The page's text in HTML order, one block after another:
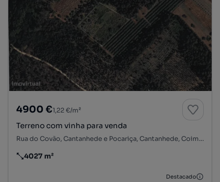
4900 €1,22 €/m²
Terreno com vinha para venda
Rua do Covão, Cantanhede e Pocariça, Cantanhede, Coimbra
Preço por metro quadrado
4027 m²
Destacado